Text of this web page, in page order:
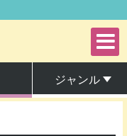
ジャンル